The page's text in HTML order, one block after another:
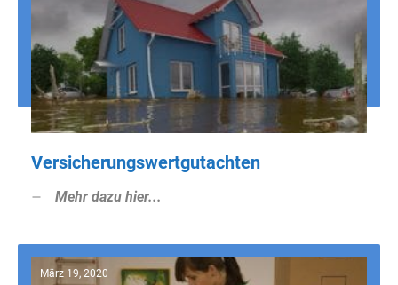
Versicherungswertgutachten
Mehr dazu hier...
März 19, 2020